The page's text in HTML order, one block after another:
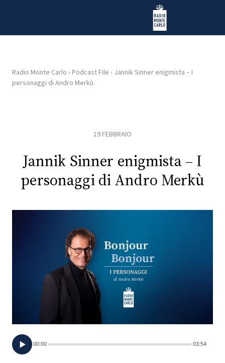
Radio Monte Carlo
HOME
RADIO
PLAYLIST
CONCORSI
EVENTI
VIDEO
Radio Monte Carlo › Podcast File › Jannik Sinner enigmista – I
personaggi di Andro Merkù
19 FEBBRAIO
Jannik Sinner enigmista – I
personaggi di Andro Merkù
00:00 03:54